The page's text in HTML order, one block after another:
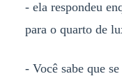
- ela respondeu
para o quarto de
- Você sabe que